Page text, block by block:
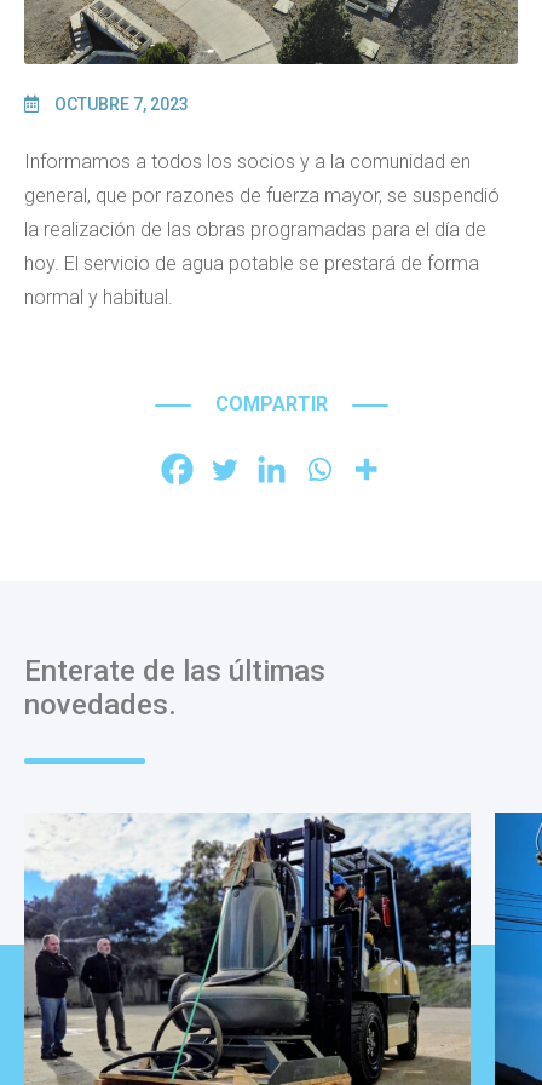
OCTUBRE 7, 2023
Informamos a todos los socios y a la comunidad en
general, que por razones de fuerza mayor, se suspendió
la realización de las obras programadas para el día de
hoy. El servicio de agua potable se prestará de forma
normal y habitual.
COMPARTIR
Enterate de las últimas
novedades.